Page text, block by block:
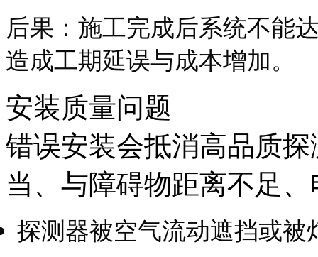
后果：施工完成后系统不能
造成工期延误与成本增加。
安装质量问题
错误安装会抵消高品质
当、与障碍物距离不足
探测器被空气流动遮挡或被